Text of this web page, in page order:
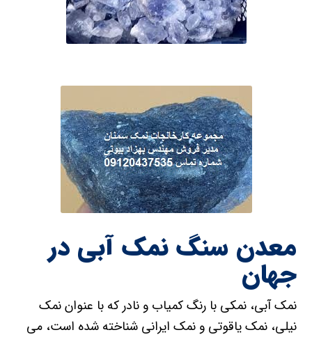
معدن سنگ نمک آبی در
جهان
نمک آبی، نمکی با رنگ کمیاب و نادر که با عنوان نمک
نیلی، نمک یاقوتی و نمک ایرانی شناخته شده است، می